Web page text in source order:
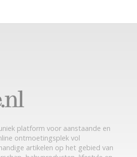
platform voor aanstaande en
ontmoetingsplek vol
artikelen op het gebied van